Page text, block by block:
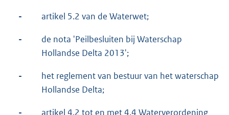
- artikel 5.2 van de Waterwet;
-
de nota 'Peilbesluiten bij Waterschap
Hollandse Delta 2013';
-
het reglement van bestuur van het waterschap
Hollandse Delta;
-
artikel 4.2 tot en met 4.4 Waterverordening